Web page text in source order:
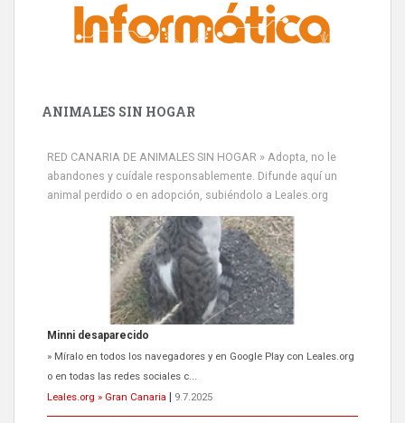
ANIMALES SIN HOGAR
RED CANARIA DE ANIMALES SIN HOGAR » Adopta, no le
abandones y cuídale responsablemente. Difunde aquí un
animal perdido o en adopción, subiéndolo a Leales.org
Siami Perdida
Se llama Siami,es hembra de 4 años,esterilizada con marca de
oreja,cariñosa,mimosa pero miedosa,e...
Leales.org » Gran Canaria
9.7.2025